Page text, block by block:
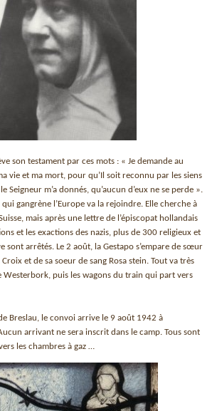
son testament par ces mots : « Je demande au
vie et ma mort, pour qu’Il soit reconnu par les siens
Seigneur m’a donnés, qu’aucun d’eux ne se perde ».
gangrène l’Europe va la rejoindre. Elle cherche à
mais après une lettre de l’épiscopat hollandais
et les exactions des nazis, plus de 300 religieux et
sont arrêtés. Le 2 août, la Gestapo s’empare de sœur
et de sa soeur de sang Rosa stein. Tout va très
Westerbork, puis les wagons du train qui part vers
Breslau, le convoi arrive le 9 août 1942 à
arrivant ne sera inscrit dans le camp. Tous sont
les chambres à gaz …